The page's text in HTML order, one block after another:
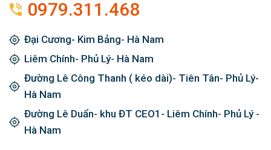
0979.311.468
Đại Cương- Kim Bảng- Hà Nam
Liêm Chính- Phủ Lý- Hà Nam
Đường Lê Công Thanh ( kéo dài)- Tiên Tân- Phủ Lý-
Hà Nam
Đường Lê Duẩn- khu ĐT CEO1- Liêm Chính- Phủ Lý -
Hà Nam